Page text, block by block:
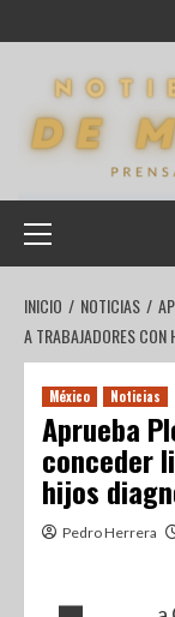
INICIO NOTICIAS
A TRABAJADORES CON
México Noticias
Aprueba
conceder
hijos
Pedro Herrera